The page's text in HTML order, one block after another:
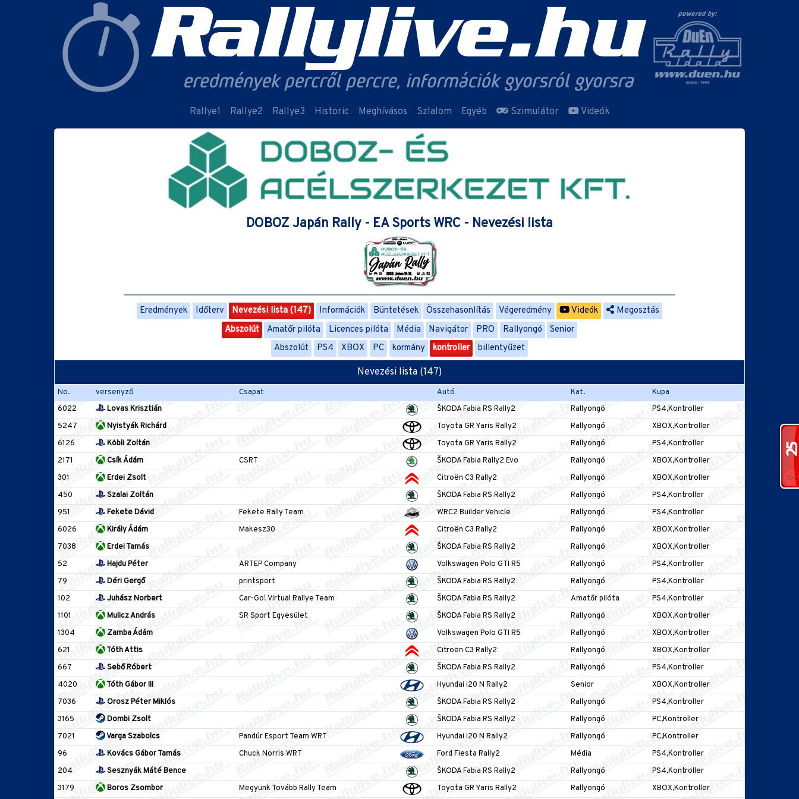
Rallye1 Rallye2 Rallye3 Historic Meghívásos Szlalom Egyéb Szimulátor Videók
DOBOZ Japán Rally - EA Sports WRC - Nevezési lista
Eredmények Időterv Nevezési lista (147) Információk Büntetések Összehasonlítás Végeredmény Videók
Megosztás
Abszolút
Amatőr pilóta Licences pilóta Média Navigátor PRO Rallyongó
Senior
Abszolút
PS4 XBOX PC kormány kontroller billentyűzet
Nevezési lista (147)
No. versenyző Csapat Autó Kat.
Kupa
6022
Lovas Krisztián ŠKODA Fabia RS Rally2 Rallyongó
PS4,Kontroller
5247
Nyistyák Richárd Toyota GR Yaris Rally2 Rallyongó
XBOX,Kontroller
6126
Köbli Zoltán Toyota GR Yaris Rally2 Rallyongó
PS4,Kontroller
2171
Csík Ádám CSRT ŠKODA Fabia Rally2 Evo Rallyongó
XBOX,Kontroller
301
Erdei Zsolt Citroën C3 Rally2 Rallyongó
XBOX,Kontroller
450
Szalai Zoltán ŠKODA Fabia RS Rally2 Rallyongó
PS4,Kontroller
951
Fekete Dávid Fekete Rally Team WRC2 Builder Vehicle Rallyongó
PS4,Kontroller
6026
Király Ádám Makesz30 Citroën C3 Rally2 Rallyongó
XBOX,Kontroller
7038
Erdei Tamás ŠKODA Fabia RS Rally2 Rallyongó
XBOX,Kontroller
52
Hajdu Péter ARTEP Company Volkswagen Polo GTI R5 Rallyongó
PS4,Kontroller
79
Déri Gergő printsport ŠKODA Fabia RS Rally2 Rallyongó
PS4,Kontroller
102
Juhász Norbert Car-Go! Virtual Rallye Team ŠKODA Fabia RS Rally2 Amatőr pilóta
PS4,Kontroller
1101
Mulicz András SR Sport Egyesület ŠKODA Fabia RS Rally2 Rallyongó
XBOX,Kontroller
1304
Zamba Ádám Volkswagen Polo GTI R5 Rallyongó
XBOX,Kontroller
621
Tóth Attis Citroën C3 Rally2 Rallyongó
XBOX,Kontroller
667
Sebő Róbert ŠKODA Fabia RS Rally2 Rallyongó
PS4,Kontroller
4020
Tóth Gábor III Hyundai i20 N Rally2 Senior
XBOX,Kontroller
7036
Orosz Péter Miklós ŠKODA Fabia RS Rally2 Rallyongó
PS4,Kontroller
3165
Dombi Zsolt ŠKODA Fabia RS Rally2 Rallyongó
PC,Kontroller
7021
Varga Szabolcs Pandúr Esport Team WRT Hyundai i20 N Rally2 Rallyongó
PC,Kontroller
96
Kovács Gábor Tamás Chuck Norris WRT Ford Fiesta Rally2 Média
PS4,Kontroller
204
Sesznyák Máté Bence ŠKODA Fabia RS Rally2 Rallyongó
PS4,Kontroller
3179
Boros Zsombor Megyünk Tovább Rally Team Toyota GR Yaris Rally2 Rallyongó XBOX,Kontroller